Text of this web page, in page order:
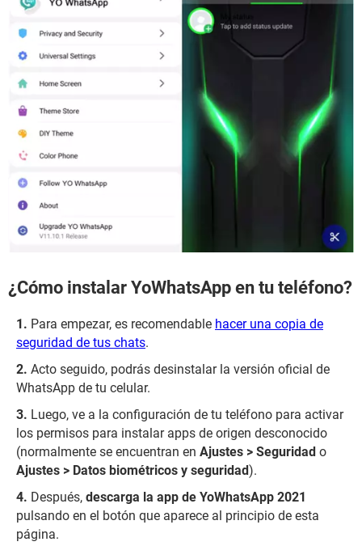
¿Cómo instalar YoWhatsApp en tu teléfono?
Para empezar, es recomendable hacer una copia de
seguridad de tus chats.
Acto seguido, podrás desinstalar la versión oficial de
WhatsApp de tu celular.
Luego, ve a la configuración de tu teléfono para activar
los permisos para instalar apps de origen desconocido
(normalmente se encuentran en Ajustes > Seguridad o
Ajustes > Datos biométricos y seguridad).
Después, descarga la app de YoWhatsApp 2021
pulsando en el botón que aparece al principio de esta
página.